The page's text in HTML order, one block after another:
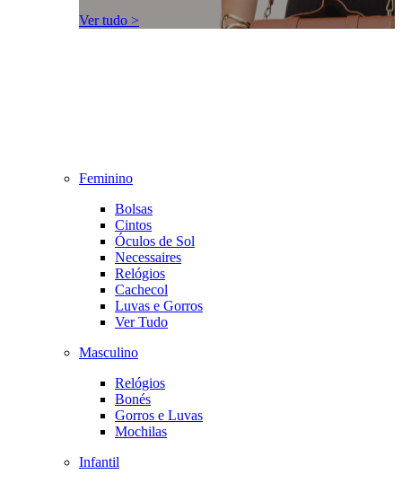
Ver tudo >
Feminino
Bolsas
Cintos
Óculos de Sol
Necessaires
Relógios
Cachecol
Luvas e Gorros
Ver Tudo
Masculino
Relógios
Bonés
Gorros e Luvas
Mochilas
Infantil